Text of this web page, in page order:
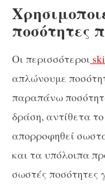
ποσότητες
Οι περισσότεροι
απλώνουμε
παραπάνω
δράση, αντίθετα
απορροφηθεί
και τα υπόλοιπα
σωστές ποσότητες